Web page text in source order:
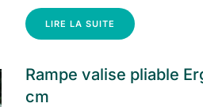
LIRE LA SUITE
Rampe valise pliable
cm